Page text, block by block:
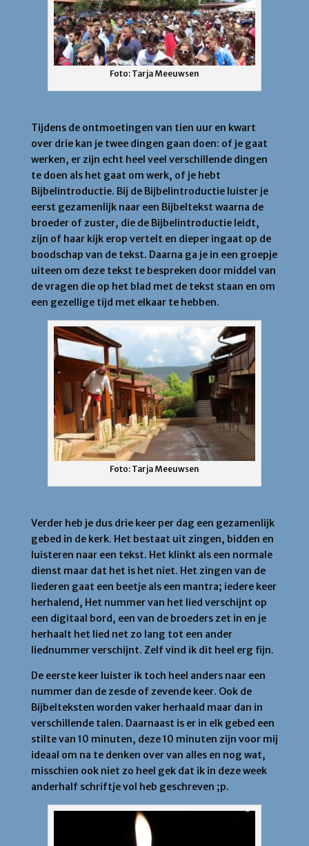
Foto: Tarja Meeuwsen
Tijdens de ontmoetingen van tien uur en kwart
over drie kan je twee dingen gaan doen: of je gaat
werken, er zijn echt heel veel verschillende dingen
te doen als het gaat om werk, of je hebt
Bijbelintroductie. Bij de Bijbelintroductie luister je
eerst gezamenlijk naar een Bijbeltekst waarna de
broeder of zuster, die de Bijbelintroductie leidt,
zijn of haar kijk erop vertelt en dieper ingaat op de
boodschap van de tekst. Daarna ga je in een groepje
uiteen om deze tekst te bespreken door middel van
de vragen die op het blad met de tekst staan en om
een gezellige tijd met elkaar te hebben.
Foto: Tarja Meeuwsen
Verder heb je dus drie keer per dag een gezamenlijk
gebed in de kerk. Het bestaat uit zingen, bidden en
luisteren naar een tekst. Het klinkt als een normale
dienst maar dat het is het niet. Het zingen van de
liederen gaat een beetje als een mantra; iedere keer
herhalend, Het nummer van het lied verschijnt op
een digitaal bord, een van de broeders zet in en je
herhaalt het lied net zo lang tot een ander
liednummer verschijnt. Zelf vind ik dit heel erg fijn.
De eerste keer luister ik toch heel anders naar een
nummer dan de zesde of zevende keer. Ook de
Bijbelteksten worden vaker herhaald maar dan in
verschillende talen. Daarnaast is er in elk gebed een
stilte van 10 minuten, deze 10 minuten zijn voor mij
ideaal om na te denken over van alles en nog wat,
misschien ook niet zo heel gek dat ik in deze week
anderhalf schriftje vol heb geschreven ;p.